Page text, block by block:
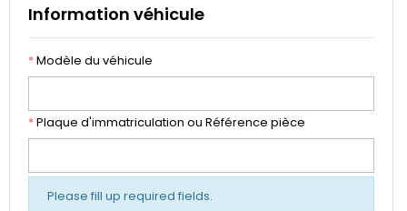
Information véhicule
*Modèle du véhicule
*Plaque d'immatriculation ou Référence pièce
Please fill up required fields.